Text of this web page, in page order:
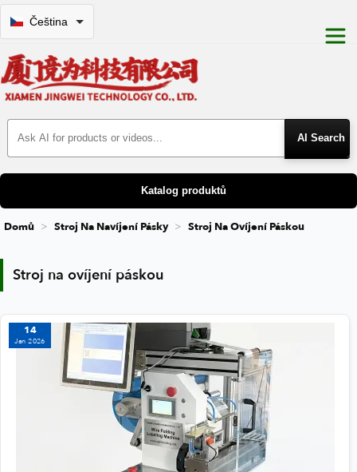
Čeština
Search Products
Katalog produktů
Domů Stroj Na Navíjení Pásky Stroj Na Ovíjení Páskou
Stroj na ovíjení páskou
14
Jan 2026